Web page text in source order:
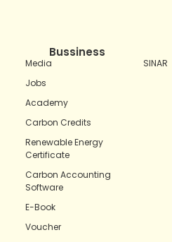
Bussiness
Media
Jobs
Academy
Carbon Credits
Renewable Energy
Certificate
Carbon Accounting
Software
E-Book
Voucher
SINAR